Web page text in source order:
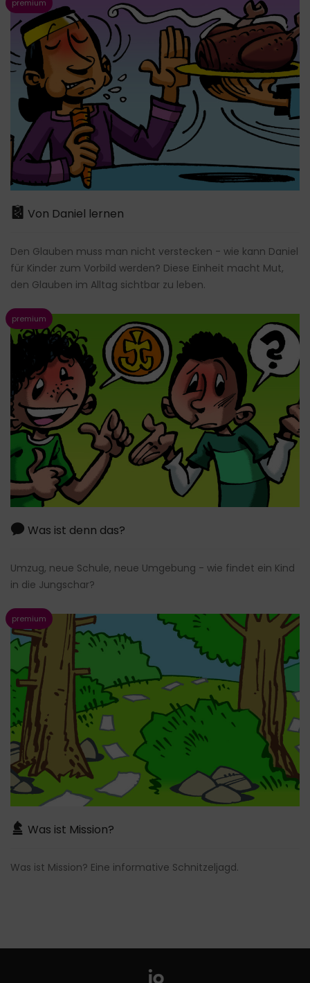
Von Daniel lernen
Den Glauben muss man nicht verstecken - wie kann Daniel
für Kinder zum Vorbild werden? Diese Einheit macht Mut,
den Glauben im Alltag sichtbar zu leben.
Was ist denn das?
Umzug, neue Schule, neue Umgebung - wie findet ein Kind
in die Jungschar?
Was ist Mission?
Was ist Mission? Eine informative Schnitzeljagd.